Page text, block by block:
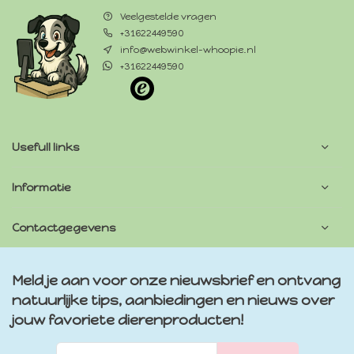
Veelgestelde vragen
+31622449590
info@webwinkel-whoopie.nl
+31622449590
Usefull links
Informatie
Contactgegevens
Meld je aan voor onze nieuwsbrief en ontvang
natuurlijke tips, aanbiedingen en nieuws over
jouw favoriete dierenproducten!